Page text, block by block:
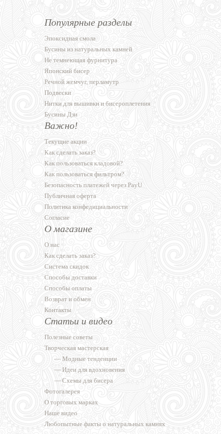
Популярные разделы
Эпоксидная смола
Бусины из натуральных камней
Не темнеющая фурнитура
Японский бисер
Речной жемчуг, перламутр
Подвески
Нитки для вышивки и бисероплетения
Бусины Дзи
Важно!
Текущие акции
Как сделать заказ?
Как пользоваться кладовой?
Как пользоваться фильтром?
Безопасность платежей через PayU
Публичная оферта
Политика конфедициальности
Согласие
О магазине
О нас
Как сделать заказ?
Система скидок
Способы доставки
Способы оплаты
Возврат и обмен
Контакты
Статьи и видео
Полезные советы
Творческая мастерская
— Модные тенденции
— Идеи для вдохновения
— Схемы для бисера
Фотогалерея
О торговых марках
Наше видео
Любопытные факты о натуральных камнях